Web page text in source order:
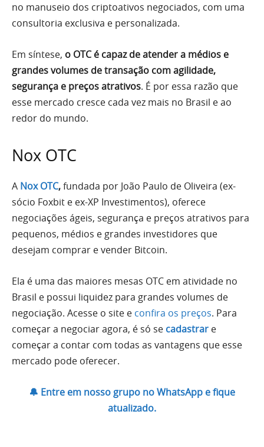
no manuseio dos criptoativos negociados, com uma
consultoria exclusiva e personalizada.
Em síntese, o OTC é capaz de atender a médios e
grandes volumes de transação com agilidade,
segurança e preços atrativos. É por essa razão que
esse mercado cresce cada vez mais no Brasil e ao
redor do mundo.
Nox OTC
A Nox OTC,fundada por João Paulo de Oliveira (ex-
sócio Foxbit e ex-XP Investimentos), oferece
negociações ágeis, segurança e preços atrativos para
pequenos, médios e grandes investidores que
desejam comprar e vender Bitcoin.
Ela é uma das maiores mesas OTC em atividade no
Brasil e possui liquidez para grandes volumes de
negociação. Acesse o site e confira os preços. Para
começar a negociar agora, é só se cadastrar e
começar a contar com todas as vantagens que esse
mercado pode oferecer.
🔔 Entre em nosso grupo no WhatsApp e fique
atualizado.